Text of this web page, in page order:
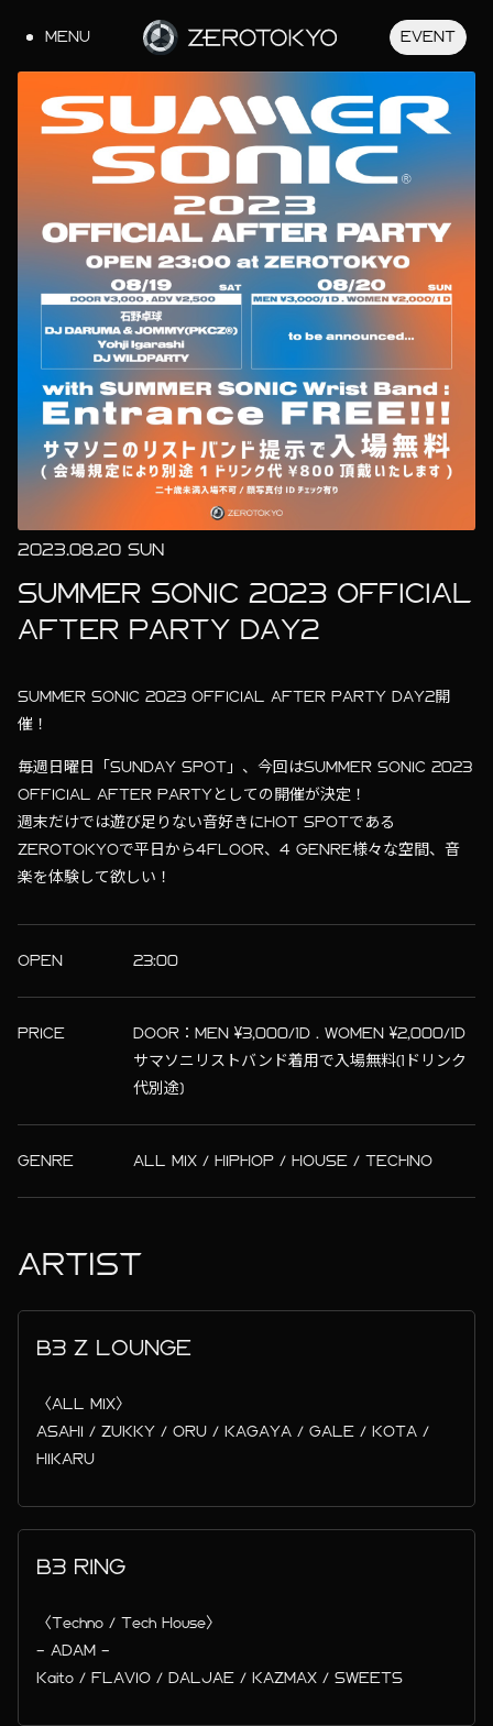
MENU EVENT
JA EN
2023.08.20 SUN
SUMMER SONIC 2023 OFFICIAL
AFTER PARTY DAY2
SUMMER SONIC 2023 OFFICIAL AFTER PARTY DAY2開
催！
毎週日曜日「SUNDAY SPOT」、今回はSUMMER SONIC 2023
OFFICIAL AFTER PARTYとしての開催が決定！
週末だけでは遊び足りない音好きにHOT SPOTである
ZEROTOKYOで平日から4FLOOR、4 GENRE様々な空間、音
楽を体験して欲しい！
OPEN 23:00
PRICE
DOOR：MEN ¥3,000/1D . WOMEN ¥2,000/1D
サマソニリストバンド着用で入場無料(1ドリンク
代別途)
GENRE ALL MIX / HIPHOP / HOUSE / TECHNO
ARTIST
B3 Z LOUNGE
〈ALL MIX〉
ASAHI / ZUKKY / ORU / KAGAYA / GALE / KOTA /
HIKARU
B3 RING
〈Techno / Tech House〉
– ADAM –
Kaito / FLAVIO / DALJAE / KAZMAX / SWEETS